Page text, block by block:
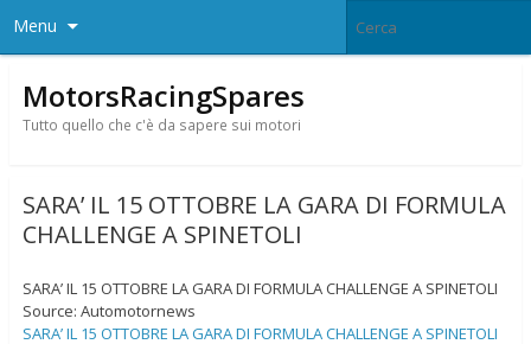
Menu
MotorsRacingSpares
Tutto quello che c'è da sapere sui motori
SARA’ IL 15 OTTOBRE LA GARA DI FORMULA
CHALLENGE A SPINETOLI
SARA’ IL 15 OTTOBRE LA GARA DI FORMULA CHALLENGE A SPINETOLI
Source: Automotornews
SARA’ IL 15 OTTOBRE LA GARA DI FORMULA CHALLENGE A SPINETOLI